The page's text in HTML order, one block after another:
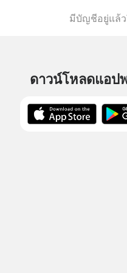
มีบัญชีอยู่แล้ว
ดาวน์โหลดแอป